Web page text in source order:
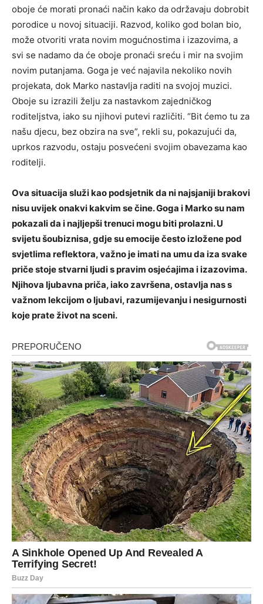
oboje će morati pronaći način kako da održavaju dobrobit
porodice u novoj situaciji. Razvod, koliko god bolan bio,
može otvoriti vrata novim mogućnostima i izazovima, a
svi se nadamo da će oboje pronaći sreću i mir na svojim
novim putanjama. Goga je već najavila nekoliko novih
projekata, dok Marko nastavlja raditi na svojoj muzici.
Oboje su izrazili želju za nastavkom zajedničkog
roditeljstva, iako su njihovi putevi različiti. “Bit ćemo tu za
našu djecu, bez obzira na sve”, rekli su, pokazujući da,
uprkos razvodu, ostaju posvećeni svojim obavezama kao
roditelji.
Ova situacija služi kao podsjetnik da ni najsjaniji brakovi
nisu uvijek onakvi kakvim se čine. Goga i Marko su nam
pokazali da i najljepši trenuci mogu biti prolazni. U
svijetu šoubiznisa, gdje su emocije često izložene pod
svjetlima reflektora, važno je imati na umu da iza svake
priče stoje stvarni ljudi s pravim osjećajima i izazovima.
Njihova ljubavna priča, iako završena, ostavlja nas s
važnom lekcijom o ljubavi, razumijevanju i nesigurnosti
koje prate život na sceni.